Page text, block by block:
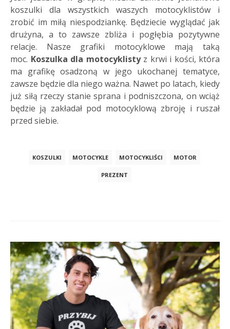
koszulki dla wszystkich waszych motocyklistów i
zrobić im miłą niespodziankę. Będziecie wyglądać jak
drużyna, a to zawsze zbliża i pogłębia pozytywne
relacje. Nasze grafiki motocyklowe mają taką
moc. Koszulka dla motocyklistyz krwi i kości, która
ma grafikę osadzoną w jego ukochanej tematyce,
zawsze będzie dla niego ważna. Nawet po latach, kiedy
już siłą rzeczy stanie sprana i podniszczona, on wciąż
będzie ją zakładał pod motocyklową zbroję i ruszał
przed siebie.
KOSZULKI MOTOCYKLE MOTOCYKLIŚCI MOTOR
PREZENT
Post
navigation